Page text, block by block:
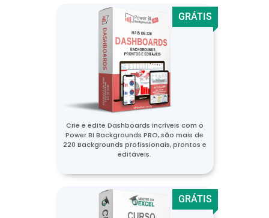
GRÁTIS
Crie e edite Dashboards incríveis com o
Power BI Backgrounds PRO, são mais de
220 Backgrounds profissionais, prontos e
editáveis.
GRÁTIS